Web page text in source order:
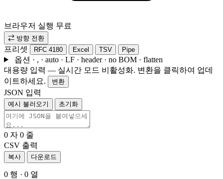
브라우저 실행 무료
⇄ 방향 전환
프리셋 RFC 4180 Excel TSV Pipe
옵션 · , · auto · LF · header · no BOM · flatten
대용량 입력 — 실시간 모드 비활성화. 변환을 클릭하여 업데
이트하세요.
변환
JSON 입력
예시 불러오기 초기화
0 자 0 줄
CSV 출력
복사 다운로드
0 행 · 0 열